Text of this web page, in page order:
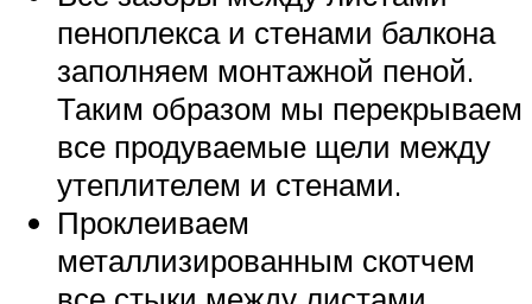
пеноплекса и стенами балкона
заполняем монтажной пеной.
Таким образом мы перекрываем
все продуваемые щели между
утеплителем и стенами.
Проклеиваем
металлизированным скотчем